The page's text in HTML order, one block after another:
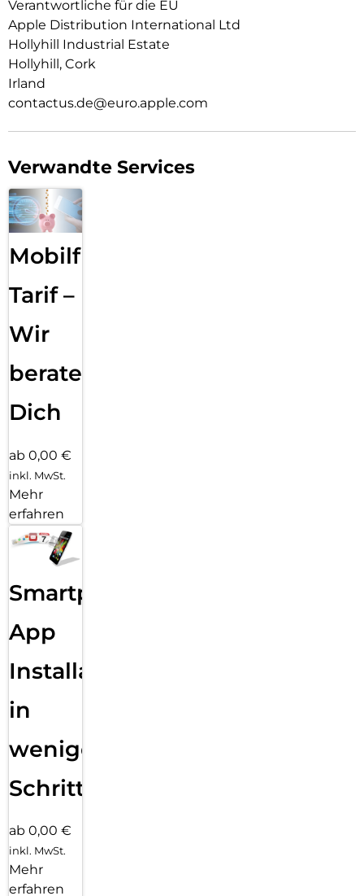
Wie jedes von Apple entwickelte Case durchläuft es im Laufe
des Design‑ und Fertigungs­prozesses Tausende von
Teststunden. Deshalb sieht es nicht nur großartig aus,
sondern ist auch dafür gemacht, dein iPhone vor Kratzern
und bei Stürzen zu schützen.
Verantwortliche für die EU
Apple Distribution International Ltd
Hollyhill Industrial Estate
Hollyhill, Cork
Irland
contactus.de@euro.apple.com
Verwandte Services
Mobilfunk
Tarif –
Wir
beraten
Dich
ab 0,00 €
inkl. MwSt.
Mehr
erfahren
Smartphone
App
Installation
in
wenigen
Schritten
ab 0,00 €
inkl. MwSt.
Mehr
erfahren